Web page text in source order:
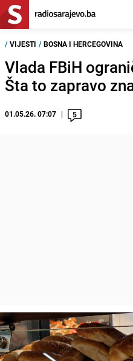
/ VIJESTI / BOSNA I HERCEGOVINA
Vlada FBiH
Šta to zapravo
01.05.26. 07:07 5